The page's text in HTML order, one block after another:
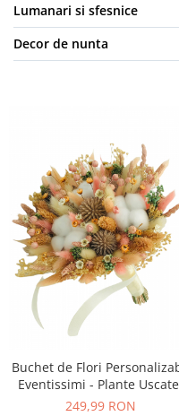
Lumanari si sfesnice
Decor de nunta
Buchet de Flori
Eventissimi - Plante
Somon
249,99 RON